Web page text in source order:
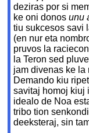
deziras por si
ke oni donosunu
tiu sukcesos savi
(en nur eta
pruvos la
la Teron sed
jam divenas ke la
Demando kiu
savitaj homoj kiuj
idealo de Noa
tribo tion
deeksteraj, sin